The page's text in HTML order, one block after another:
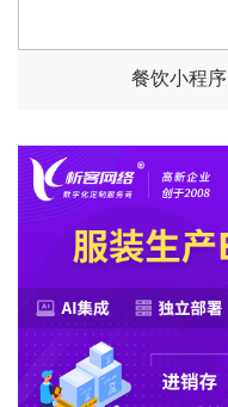
餐饮小程序